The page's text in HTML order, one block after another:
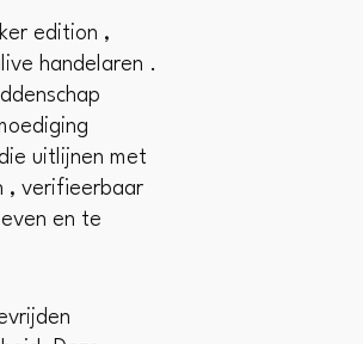
edition ,
handelaren .
uitlijnen met
, verifieerbaar
en te